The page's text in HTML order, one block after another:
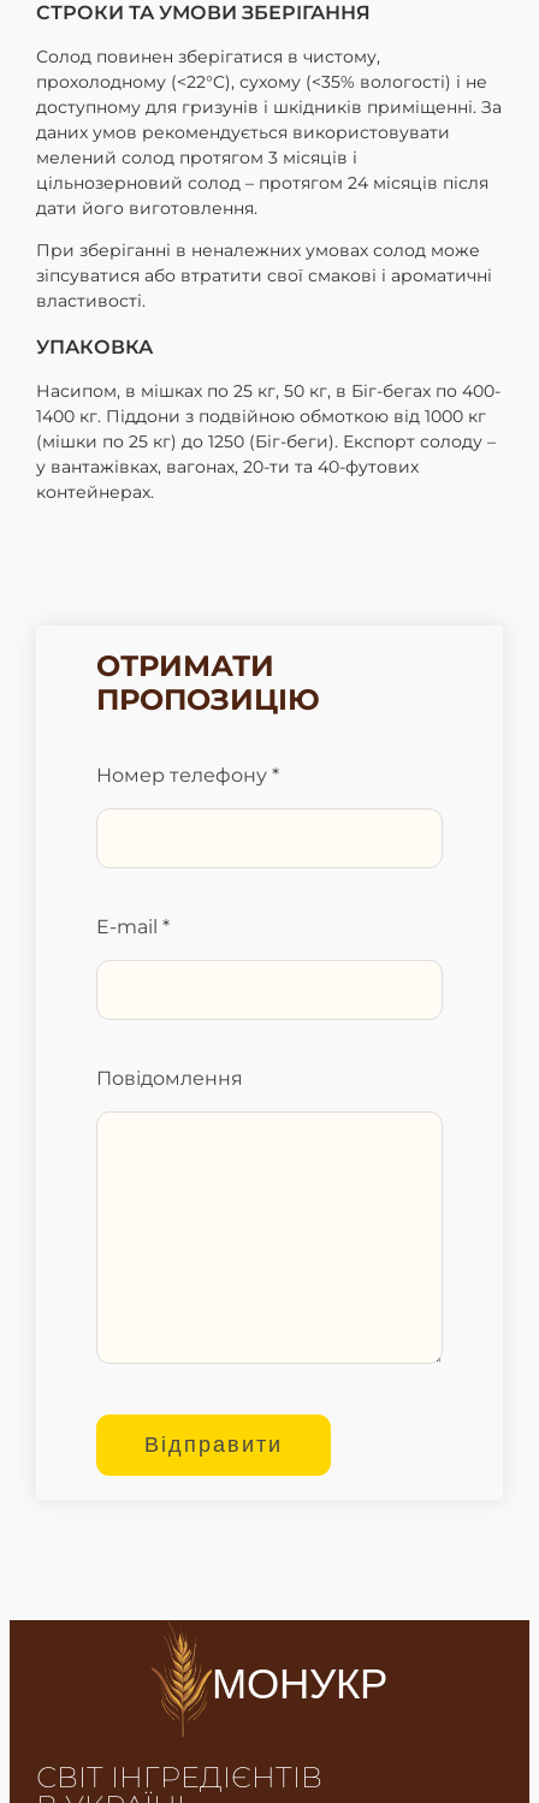
СТРОКИ ТА УМОВИ ЗБЕРІГАННЯ
Солод повинен зберігатися в чистому,
прохолодному (<22°C), сухому (<35% вологості) і не
доступному для гризунів і шкідників приміщенні. За
даних умов рекомендується використовувати
мелений солод протягом 3 місяців і
цільнозерновий солод – протягом 24 місяців після
дати його виготовлення.
При зберіганні в неналежних умовах солод може
зіпсуватися або втратити свої смакові і ароматичні
властивості.
УПАКОВКА
Насипом, в мішках по 25 кг, 50 кг, в Біг-бегах по 400-
1400 кг. Піддони з подвійною обмоткою від 1000 кг
(мішки по 25 кг) до 1250 (Біг-беги). Експорт солоду –
у вантажівках, вагонах, 20-ти та 40-футових
контейнерах.
ОТРИМАТИ
ПРОПОЗИЦІЮ
Номер телефону *
E-mail *
Повідомлення
МОНУКР
СВІТ ІНГРЕДІЄНТІВ